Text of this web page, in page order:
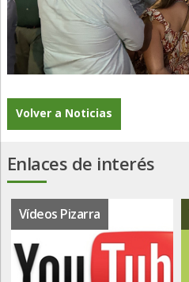
Volver a Noticias
Enlaces de interés
Vídeos Pizarra